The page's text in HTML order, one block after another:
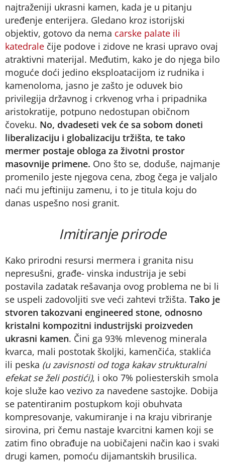
najtraženiji ukrasni kamen, kada je u pitanju
uređenje enterijera. Gledano kroz istorijski
objektiv, gotovo da nema carske palate ili
katedrale čije podove i zidove ne krasi upravo ovaj
atraktivni materijal. Međutim, kako je do njega bilo
moguće doći jedino eksploatacijom iz rudnika i
kamenoloma, jasno je zašto je oduvek bio
privilegija državnog i crkvenog vrha i pripadnika
aristokratije, potpuno nedostupan običnom
čoveku. No, dvadeseti vek će sa sobom doneti
liberalizaciju i globalizaciju tržišta, te tako
mermer postaje obloga za životni prostor
masovnije primene. Ono što se, doduše, najmanje
promenilo jeste njegova cena, zbog čega je valjalo
naći mu jeftiniju zamenu, i to je titula koju do
danas uspešno nosi granit.
Imitiranje prirode
Kako prirodni resursi mermera i granita nisu
nepresušni, građe- vinska industrija je sebi
postavila zadatak rešavanja ovog problema ne bi li
se uspeli zadovoljiti sve veći zahtevi tržišta. Tako je
stvoren takozvani engineered stone, odnosno
kristalni kompozitni industrijski proizveden
ukrasni kamen. Čini ga 93% mlevenog minerala
kvarca, mali postotak školjki, kamenčića, staklića
ili peska (u zavisnosti od toga kakav strukturalni
efekat se želi postići), i oko 7% poliesterskih smola
koje služe kao vezivo za navedene sastojke. Dobija
se patentiranim postupkom koji obuhvata
kompresovanje, vakumiranje i na kraju vibriranje
sirovina, pri čemu nastaje kvarcitni kamen koji se
zatim fino obrađuje na uobičajeni način kao i svaki
drugi kamen, pomoću dijamantskih brusilica.